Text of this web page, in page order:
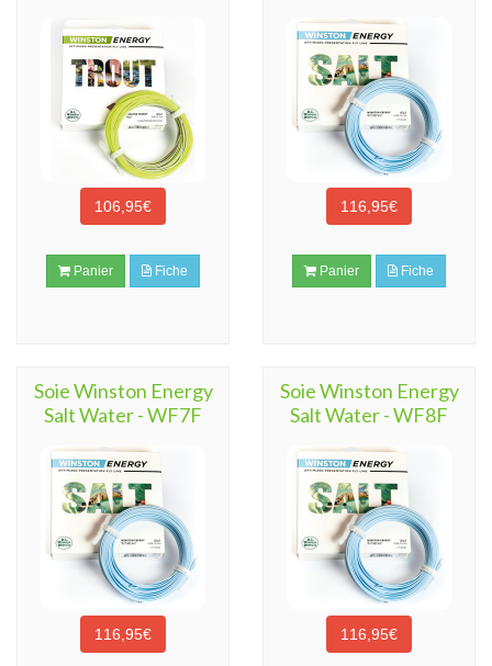
106,95€
Panier Fiche
116,95€
Panier Fiche
Soie Winston Energy
Salt Water - WF7F
116,95€
Soie Winston Energy
Salt Water - WF8F
116,95€